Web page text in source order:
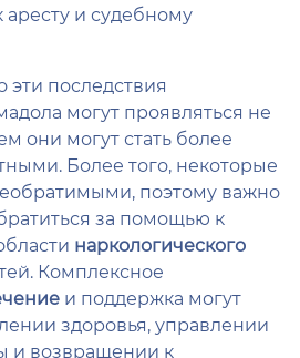
и судебному
эти последствия
могут проявляться не
они могут стать более
Более того, некоторые
поэтому важно
за помощью к
наркологического
Комплексное
и поддержка могут
здоровья, управлении
и возвращении к